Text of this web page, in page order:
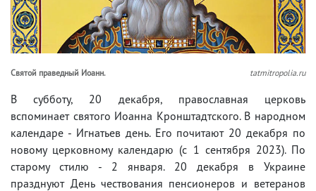
Святой праведный Иоанн. tatmitropolia.ru
В субботу, 20 декабря, православная церковь
вспоминает святого Иоанна Кронштадтского. В народном
календаре - Игнатьев день. Его почитают 20 декабря по
новому церковному календарю (с 1 сентября 2023). По
старому стилю - 2 января. 20 декабря в Украине
празднуют День чествования пенсионеров и ветеранов